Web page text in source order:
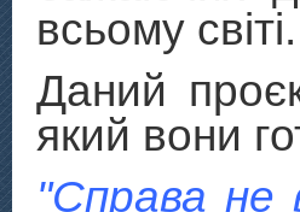
всьому світі.
Даний
який вони
"Справа